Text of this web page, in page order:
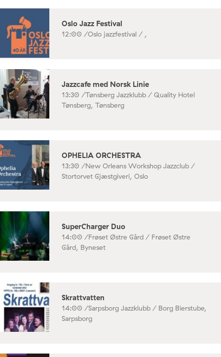
Oslo Jazz Festival
12:00 /Oslo jazzfestival / ,
Jazzcafe med Norsk Linie
13:30 /Tønsberg Jazzklubb / Quality Hotel
Tønsberg, Tønsberg
OPHELIA ORCHESTRA
13:30 /New Orleans Workshop Jazzclub /
Stortorvet Gjæstgiveri, Oslo
SuperCharger Duo
14:00 /Frøset Østre Gård / Frøset Østre
Gård, Byneset
Skrattvatten
14:00 /Sarpsborg Jazzklubb / Borg Bierstube,
Sarpsborg